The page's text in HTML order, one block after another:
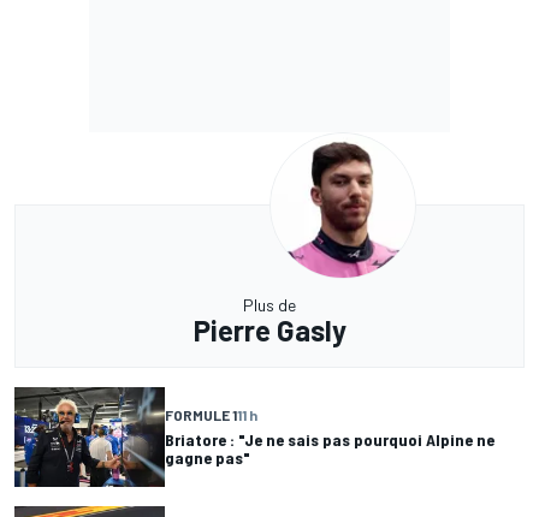
Plus de
Pierre Gasly
FORMULE 111 h
Briatore : "Je ne sais pas pourquoi Alpine ne
gagne pas"